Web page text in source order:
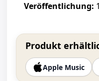
Veröffentlichung:
Produkt
Apple Music